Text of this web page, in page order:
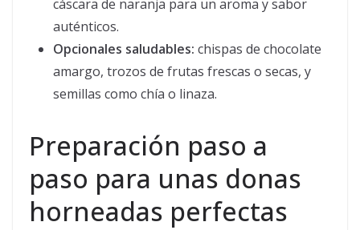
cáscara de naranja para un aroma y sabor
auténticos.
Opcionales saludables: chispas de chocolate
amargo, trozos de frutas frescas o secas, y
semillas como chía o linaza.
Preparación paso a
paso para unas donas
horneadas perfectas